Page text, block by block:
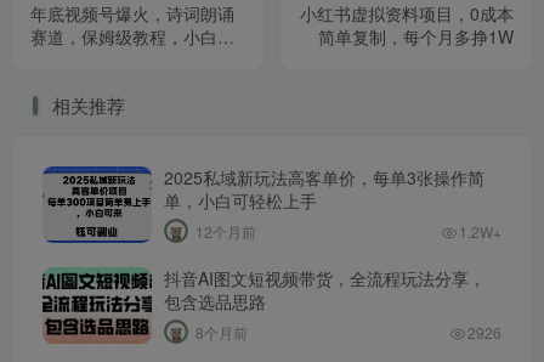
年底视频号爆火，诗词朗诵
赛道，保姆级教程，小白无
小红书虚拟资料项目，0成本
简单复制，每个月多挣1W
相关推荐
2025私域新玩法高客单价，每单3张操作简
单，小白可轻松上手
12个月前 1.2W+
抖音AI图文短视频带货，全流程玩法分享，
包含选品思路
8个月前 2926